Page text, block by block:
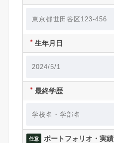
＊ 生年月日
＊ 最終学歴
任意 ポートフォリオ・実績